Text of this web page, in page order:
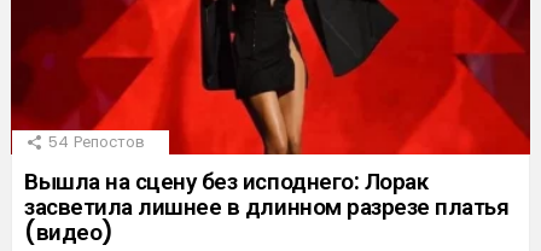
54 Репостов
Вышла на сцену без исподнего: Лорак
засветила лишнее в длинном разрезе платья
(видео)